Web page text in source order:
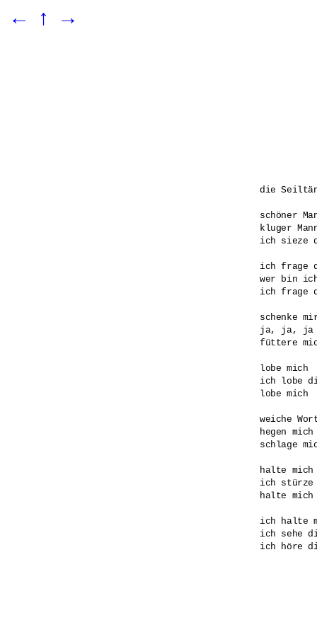
← ↑ →
die
schöner
kluger
ich sieze
ich frage
wer bin
ich frage
schenke
ja, ja, ja
füttere
lobe mich
ich lobe
lobe mich
weiche
hegen mich
schlage
halte mich
ich
halte mich
ich halte
ich sehe
ich höre